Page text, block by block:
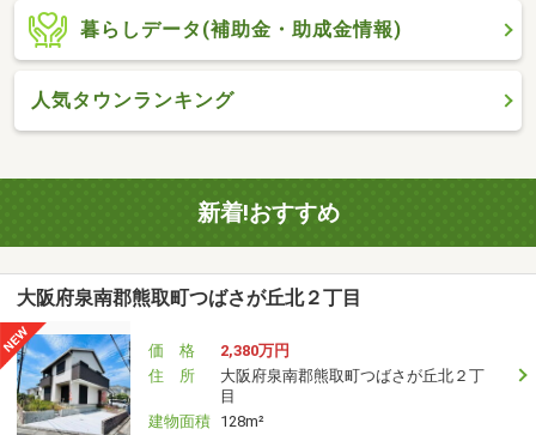
暮らしデータ(補助金・助成金情報)
人気タウンランキング
新着!おすすめ
大阪府泉南郡熊取町つばさが丘北２丁目
価 格
2,380万円
住 所
大阪府泉南郡熊取町つばさが丘北２丁
目
建物面積 128m²